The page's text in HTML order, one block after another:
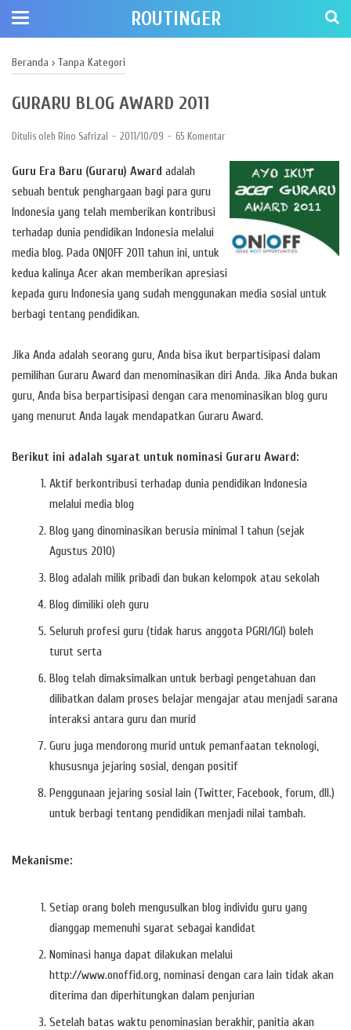
ROUTINGER
Beranda › Tanpa Kategori
GURARU BLOG AWARD 2011
Ditulis oleh Rino Safrizal 2011/10/09 65 Komentar
Guru Era Baru (Guraru) Award adalah
sebuah bentuk penghargaan bagi para guru
Indonesia yang telah memberikan kontribusi
terhadap dunia pendidikan Indonesia melalui
media blog. Pada ON|OFF 2011 tahun ini, untuk
kedua kalinya Acer akan memberikan apresiasi
kepada guru Indonesia yang sudah menggunakan media sosial untuk
berbagi tentang pendidikan.
Jika Anda adalah seorang guru, Anda bisa ikut berpartisipasi dalam
pemilihan Guraru Award dan menominasikan diri Anda. Jika Anda bukan
guru, Anda bisa berpartisipasi dengan cara menominasikan blog guru
yang menurut Anda layak mendapatkan Guraru Award.
Berikut ini adalah syarat untuk nominasi Guraru Award:
Aktif berkontribusi terhadap dunia pendidikan Indonesia
melalui media blog
Blog yang dinominasikan berusia minimal 1 tahun (sejak
Agustus 2010)
Blog adalah milik pribadi dan bukan kelompok atau sekolah
Blog dimiliki oleh guru
Seluruh profesi guru (tidak harus anggota PGRI/IGI) boleh
turut serta
Blog telah dimaksimalkan untuk berbagi pengetahuan dan
dilibatkan dalam proses belajar mengajar atau menjadi sarana
interaksi antara guru dan murid
Guru juga mendorong murid untuk pemanfaatan teknologi,
khususnya jejaring sosial, dengan positif
Penggunaan jejaring sosial lain (Twitter, Facebook, forum, dll.)
untuk berbagi tentang pendidikan menjadi nilai tambah.
Mekanisme:
Setiap orang boleh mengusulkan blog individu guru yang
dianggap memenuhi syarat sebagai kandidat
Nominasi hanya dapat dilakukan melalui
http://www.onoffid.org, nominasi dengan cara lain tidak akan
diterima dan diperhitungkan dalam penjurian
Setelah batas waktu penominasian berakhir, panitia akan